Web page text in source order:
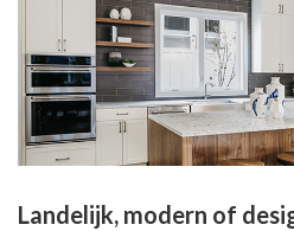
Landelijk, modern of